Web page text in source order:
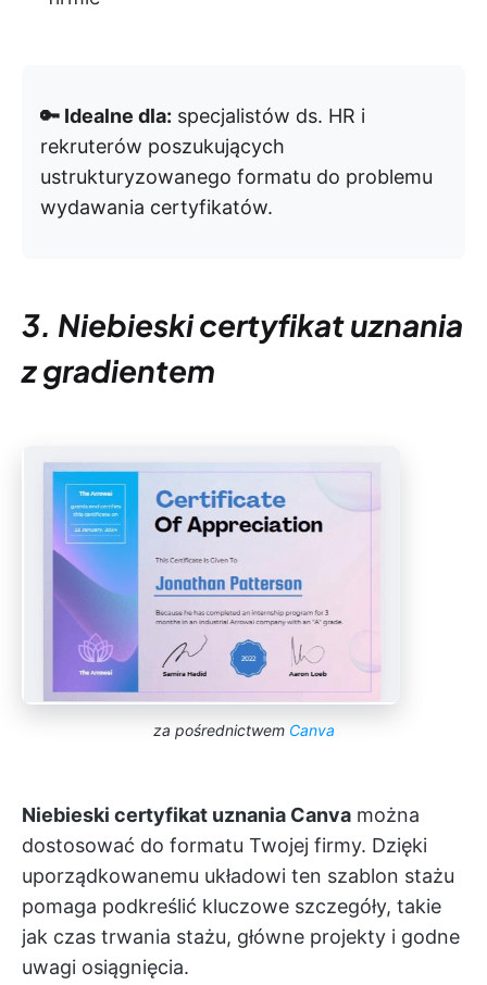
🔑 Idealne dla: specjalistów ds. HR i
rekruterów poszukujących
ustrukturyzowanego formatu do problemu
wydawania certyfikatów.
3. Niebieski certyfikat uznania
z gradientem
za pośrednictwem Canva
Niebieski certyfikat uznania Canva można
dostosować do formatu Twojej firmy. Dzięki
uporządkowanemu układowi ten szablon stażu
pomaga podkreślić kluczowe szczegóły, takie
jak czas trwania stażu, główne projekty i godne
uwagi osiągnięcia.